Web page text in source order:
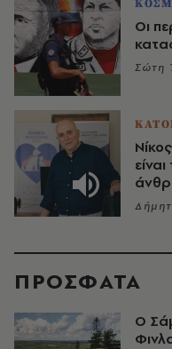
Οι
Σώτη
ΠΡΟΣΦΑΤΑ
O